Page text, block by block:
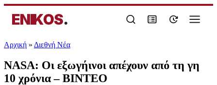
ENIKOS.
Αρχική » Διεθνή Νέα
NASA: Οι εξωγήινοι απέχουν από τη γη
10 χρόνια – ΒΙΝΤΕΟ